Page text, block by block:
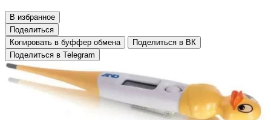
В избранное
Поделиться
Копировать в буффер обмена
Поделиться в ВК
Поделиться в Telegram